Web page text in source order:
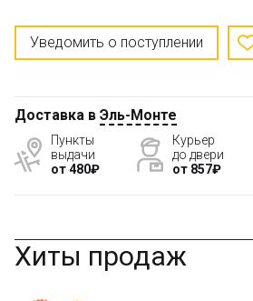
Уведомить о поступлении
Доставка в Эль-Монте
Пункты
выдачи
от 480₽
Курьер
до двери
от 857₽
Хиты продаж